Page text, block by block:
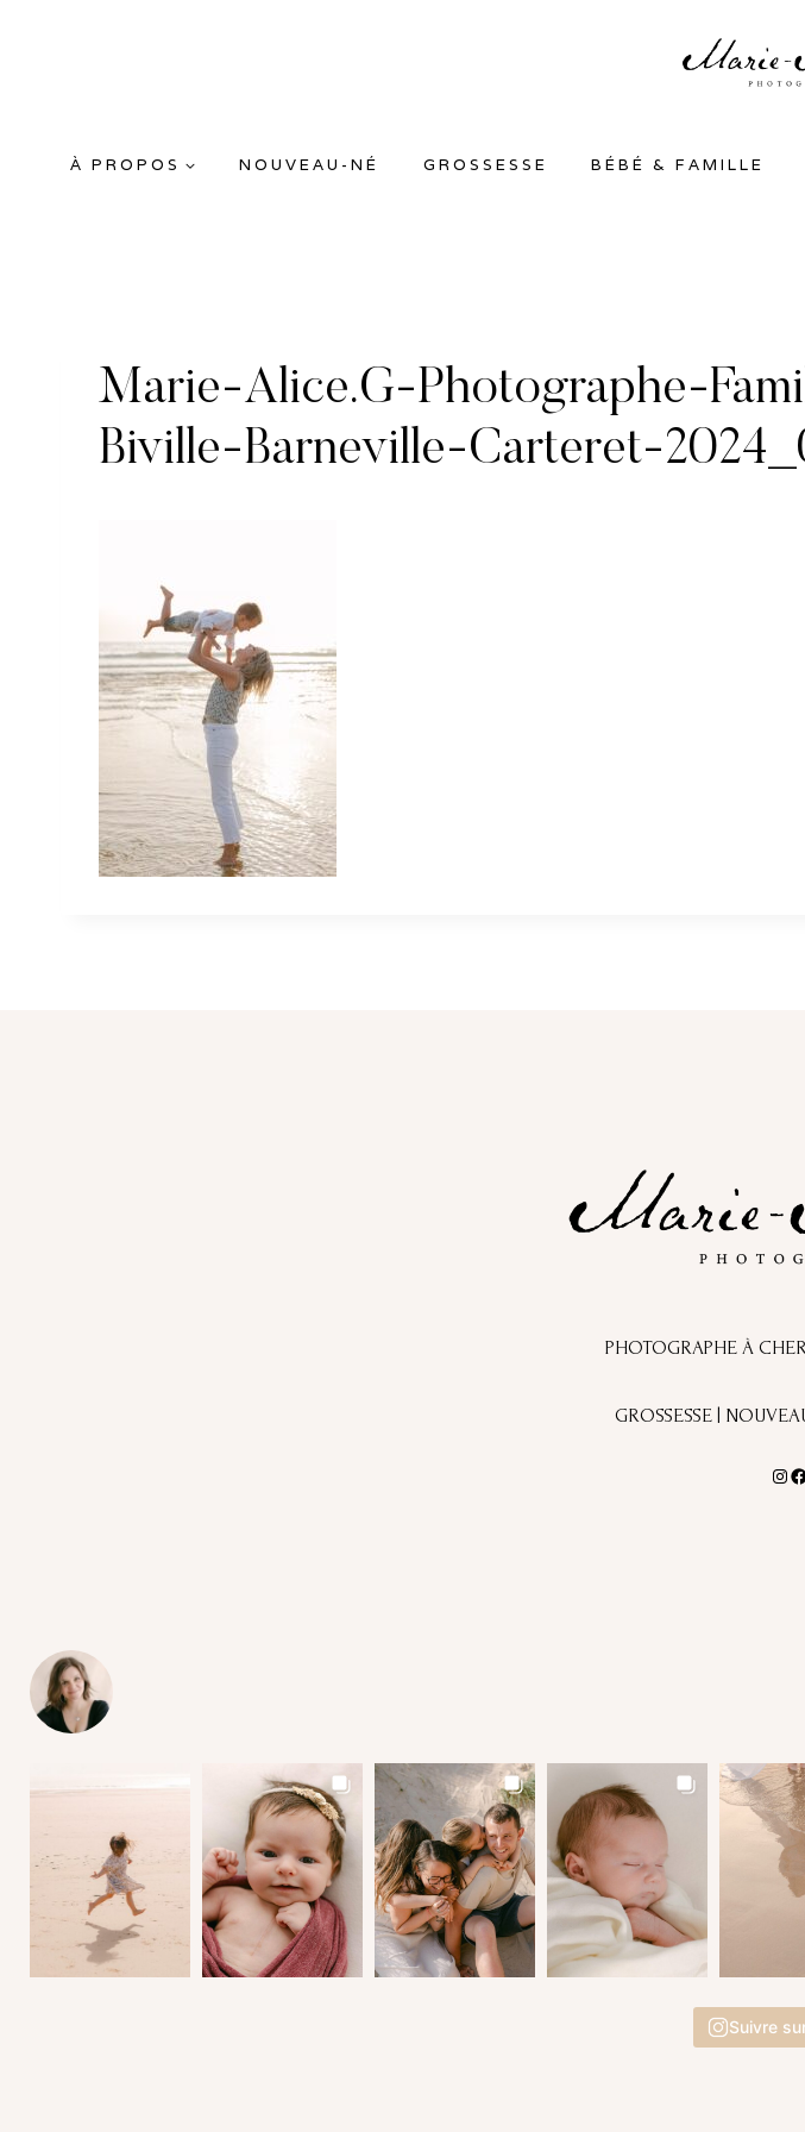
À PROPOS NOUVEAU-NÉ GROSSESSE BÉBÉ & FAMILLE
Marie-Alice.G-Photographe-
Biville-Barneville-Carteret-
PHOTOGRAPHE À
GROSSESSE |
Suivre